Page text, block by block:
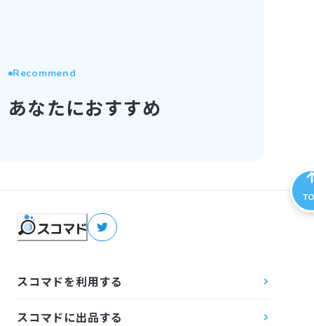
Recommend
あなたにおすすめ
スコマドを利用する
スコマドに出品する